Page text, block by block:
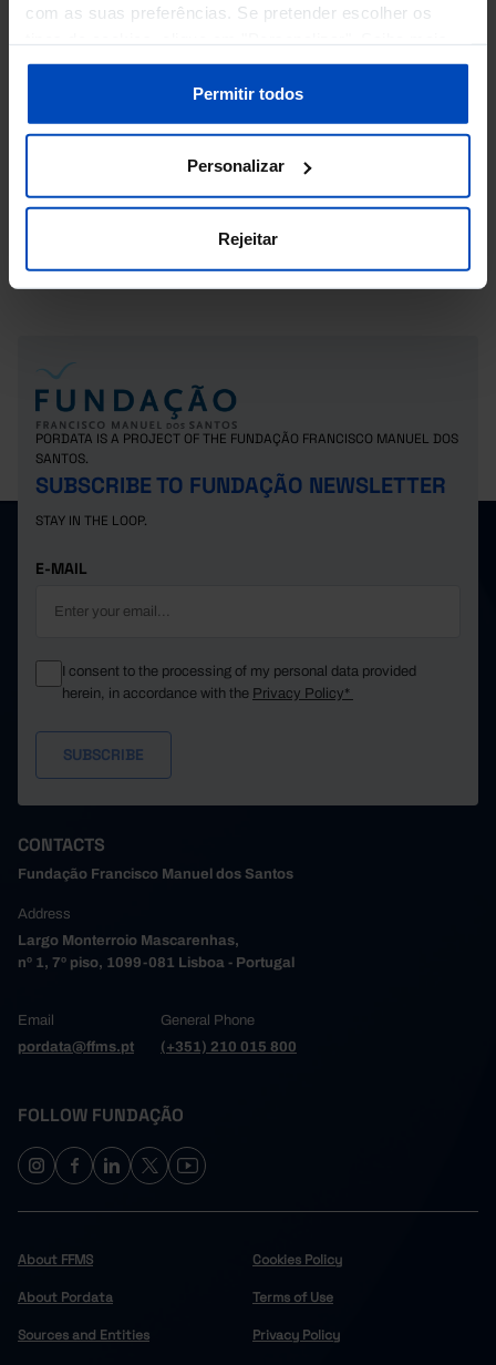
com as suas preferências. Se pretender escolher os
sobre cookies através da gestão de preferências ou da
Política de Cookies.
Permitir todos
Personalizar
Rejeitar
SHARE OF BUSSES AND TRAINS IN TOTAL PASSENGER
TRANSPORT
SHARE OF RAIL AND INLAND WATERWAYS IN TOTAL
FREIGHT TRANSPORT
PORDATA IS A PROJECT OF THE FUNDAÇÃO FRANCISCO MANUEL DOS
SANTOS.
SUBSCRIBE TO FUNDAÇÃO NEWSLETTER
STAY IN THE LOOP.
E-MAIL
I consent to the processing of my personal data provided
herein, in accordance with the Privacy Policy*
CONTACTS
Fundação Francisco Manuel dos Santos
Address
Largo Monterroio Mascarenhas,
nº 1, 7º piso, 1099-081 Lisboa - Portugal
Email
pordata@ffms.pt
General Phone
(+351) 210 015 800
FOLLOW FUNDAÇÃO
About FFMS
About Pordata
Sources and Entities
Cookies Policy
Terms of Use
Privacy Policy